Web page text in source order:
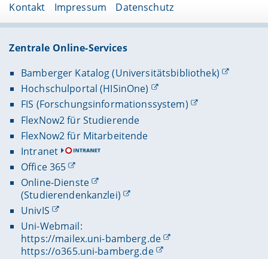
Kontakt Impressum Datenschutz
Zentrale Online-Services
Bamberger Katalog (Universitätsbibliothek)
Hochschulportal (HISinOne)
FIS (Forschungsinformationssystem)
FlexNow2 für Studierende
FlexNow2 für Mitarbeitende
Intranet
Office 365
Online-Dienste
(Studierendenkanzlei)
UnivIS
Uni-Webmail:
https://mailex.uni-bamberg.de
https://o365.uni-bamberg.de